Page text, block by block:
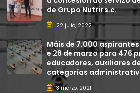
de Grupo Nutrir s.c.
22 julio, 2022
Máis de 7.000
e 28 de marzo para 476
educadores, auxiliares
categorías
3 marzo, 2021